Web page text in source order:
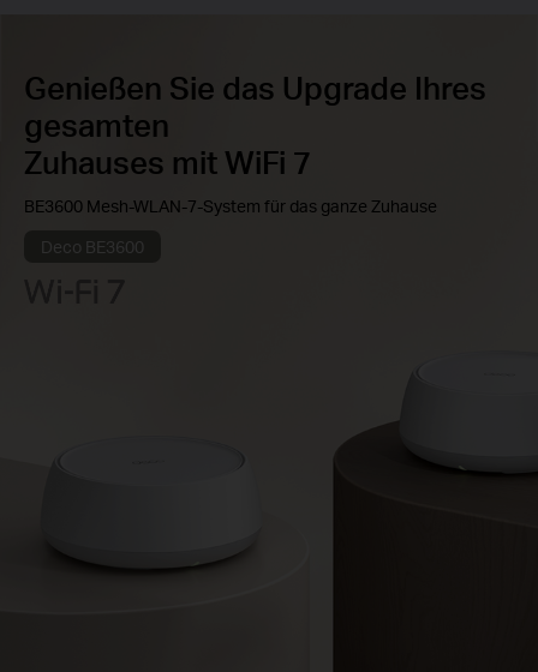
Genießen Sie das Upgrade Ihres
gesamten
Zuhauses mit WiFi 7
BE3600 Mesh-WLAN-7-System für das ganze Zuhause
Deco BE3600